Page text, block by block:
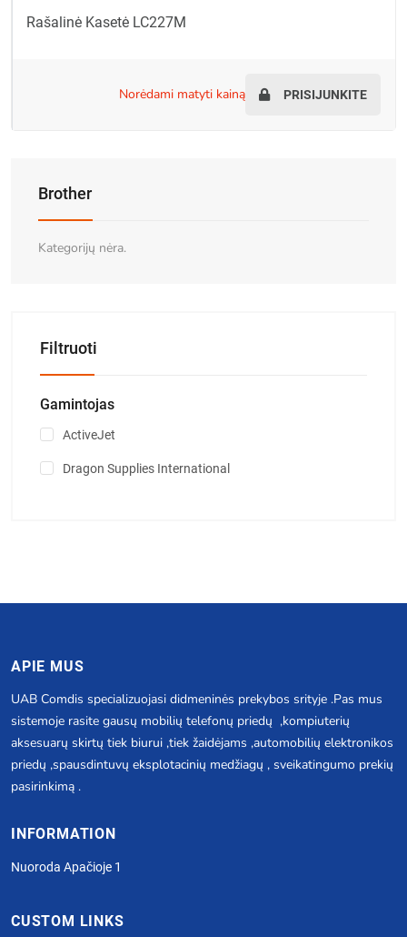
Rašalinė Kasetė LC227M
norėdami matyti kainą PRISIJUNKITE
Brother
Kategorijų nėra.
Filtruoti
Gamintojas
ActiveJet
Dragon Supplies International
APIE MUS
UAB Comdis specializuojasi didmeninės prekybos srityje .Pas mus
sistemoje rasite gausų mobilių telefonų priedų ,kompiuterių
aksesuarų skirtų tiek biurui ,tiek žaidėjams ,automobilių elektronikos
priedų ,spausdintuvų eksplotacinių medžiagų , sveikatingumo prekių
pasirinkimą .
INFORMATION
Nuoroda Apačioje 1
CUSTOM LINKS